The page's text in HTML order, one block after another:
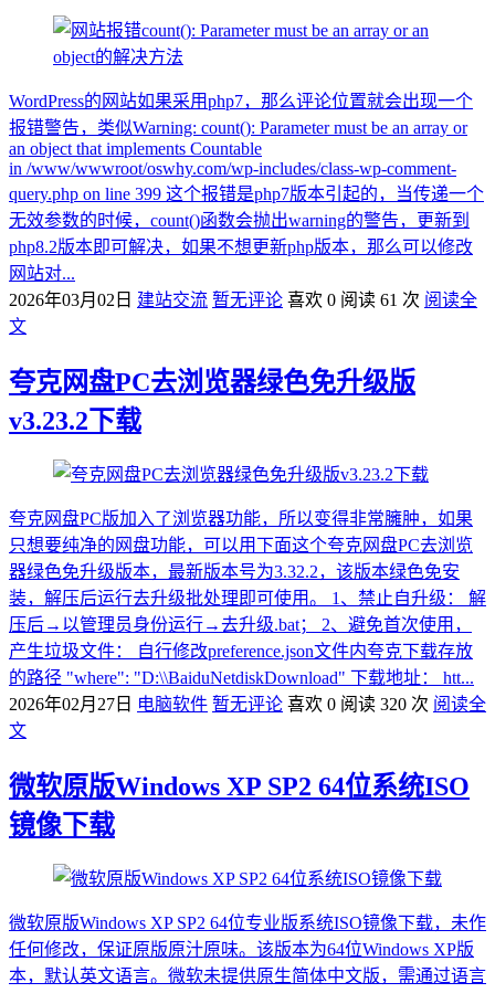
WordPress的网站如果采用php7，那么评论位置就会出现一个
报错警告，类似Warning: count(): Parameter must be an array or
an object that implements Countable
in /www/wwwroot/oswhy.com/wp-includes/class-wp-comment-
query.php on line 399 这个报错是php7版本引起的，当传递一个
无效参数的时候，count()函数会抛出warning的警告，更新到
php8.2版本即可解决，如果不想更新php版本，那么可以修改
网站对...
2026年03月02日 建站交流 暂无评论 喜欢 0 阅读 61 次 阅读全
文
夸克网盘PC去浏览器绿色免升级版
v3.23.2下载
夸克网盘PC版加入了浏览器功能，所以变得非常臃肿，如果
只想要纯净的网盘功能，可以用下面这个夸克网盘PC去浏览
器绿色免升级版本，最新版本号为3.32.2，该版本绿色免安
装，解压后运行去升级批处理即可使用。 1、禁止自升级： 解
压后→以管理员身份运行→去升级.bat； 2、避免首次使用，
产生垃圾文件： 自行修改preference.json文件内夸克下载存放
的路径 "where": "D:\\BaiduNetdiskDownload" 下载地址： htt...
2026年02月27日 电脑软件 暂无评论 喜欢 0 阅读 320 次 阅读全
文
微软原版Windows XP SP2 64位系统ISO
镜像下载
微软原版Windows XP SP2 64位专业版系统ISO镜像下载，未作
任何修改，保证原版原汁原味。该版本为64位Windows XP版
本，默认英文语言。微软未提供原生简体中文版，需通过语言